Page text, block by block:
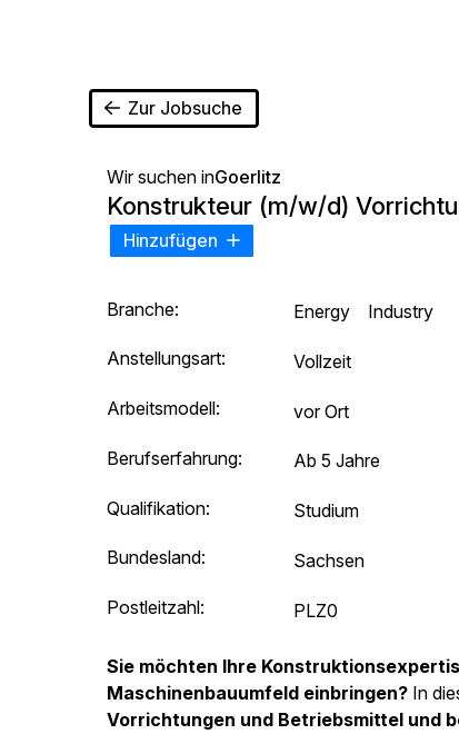
Zur Jobsuche
Wir suchen inGoerlitz
Konstrukteur (m/w/d)
Hinzufügen
Branche: Energy Industry
Anstellungsart: Vollzeit
Arbeitsmodell: vor Ort
Berufserfahrung: Ab 5 Jahre
Qualifikation: Studium
Bundesland: Sachsen
Postleitzahl: PLZ0
Sie möchten Ihre
Maschinenbauumfeld einbringen? In
Vorrichtungen und Betriebsmittel und